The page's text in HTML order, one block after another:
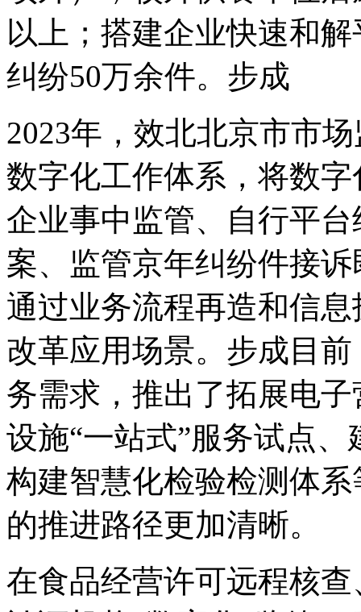
以上；搭建企业快速和
纠纷50万余件。步成
2023年，效北北京市市
数字化工作体系，将数
企业事中监管、自行平
案、监管京年纠纷件接
通过业务流程再造和信
改革应用场景。步成目前
务需求，推出了拓展电
设施“一站式”服务试点
构建智慧化检验检测体
的推进路径更加清晰。
在食品经营许可远程核